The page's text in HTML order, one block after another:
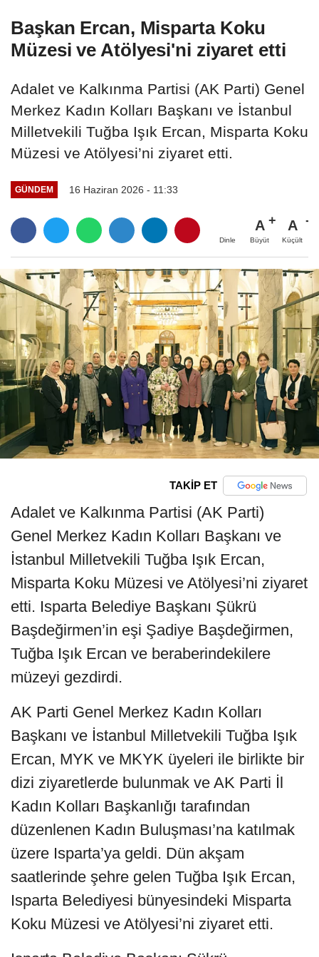
Başkan Ercan, Misparta Koku
Müzesi ve Atölyesi'ni ziyaret etti
Adalet ve Kalkınma Partisi (AK Parti) Genel
Merkez Kadın Kolları Başkanı ve İstanbul
Milletvekili Tuğba Işık Ercan, Misparta Koku
Müzesi ve Atölyesi’ni ziyaret etti.
GÜNDEM 16 Haziran 2026 - 11:33
Dinle
A
Büyüt
A
Küçült
TAKİP ET
Adalet ve Kalkınma Partisi (AK Parti)
Genel Merkez Kadın Kolları Başkanı ve
İstanbul Milletvekili Tuğba Işık Ercan,
Misparta Koku Müzesi ve Atölyesi’ni ziyaret
etti. Isparta Belediye Başkanı Şükrü
Başdeğirmen’in eşi Şadiye Başdeğirmen,
Tuğba Işık Ercan ve beraberindekilere
müzeyi gezdirdi.
AK Parti Genel Merkez Kadın Kolları
Başkanı ve İstanbul Milletvekili Tuğba Işık
Ercan, MYK ve MKYK üyeleri ile birlikte bir
dizi ziyaretlerde bulunmak ve AK Parti İl
Kadın Kolları Başkanlığı tarafından
düzenlenen Kadın Buluşması’na katılmak
üzere Isparta’ya geldi. Dün akşam
saatlerinde şehre gelen Tuğba Işık Ercan,
Isparta Belediyesi bünyesindeki Misparta
Koku Müzesi ve Atölyesi’ni ziyaret etti.